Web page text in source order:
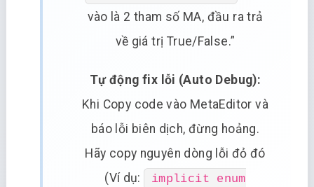
vào là 2 tham số MA, đầu ra trả
về giá trị True/False.”
Tự động fix lỗi (Auto Debug):
Khi Copy code vào MetaEditor và
báo lỗi biên dịch, đừng hoảng.
Hãy copy nguyên dòng lỗi đỏ đó
(Ví dụ:
implicit enum